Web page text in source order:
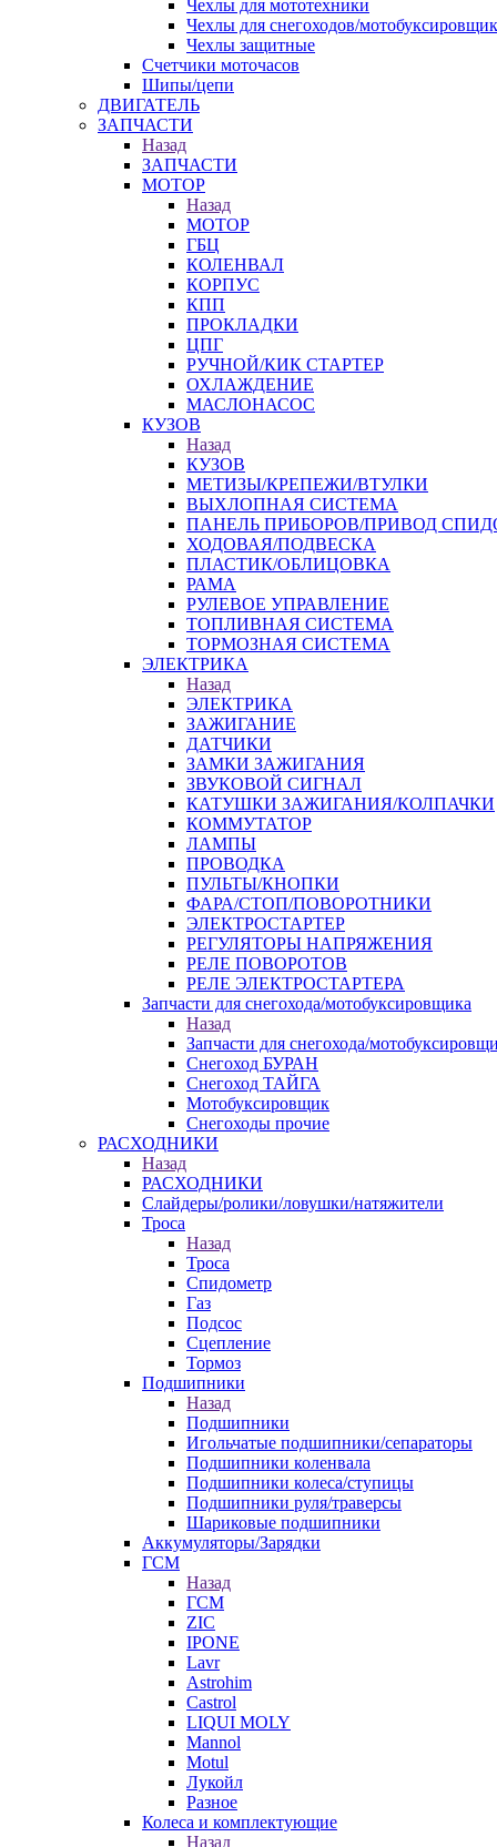
Чехлы для мототехники
Чехлы для снегоходов/
Чехлы защитные
Счетчики моточасов
Шипы/цепи
ДВИГАТЕЛЬ
ЗАПЧАСТИ
Назад
ЗАПЧАСТИ
МОТОР
Назад
МОТОР
ГБЦ
КОЛЕНВАЛ
КОРПУС
КПП
ПРОКЛАДКИ
ЦПГ
РУЧНОЙ/КИК СТАРТЕР
ОХЛАЖДЕНИЕ
МАСЛОНАСОС
КУЗОВ
Назад
КУЗОВ
МЕТИЗЫ/КРЕПЕЖИ/ВТУЛКИ
ВЫХЛОПНАЯ СИСТЕМА
ПАНЕЛЬ ПРИБОРОВ/ПРИВОД
ХОДОВАЯ/ПОДВЕСКА
ПЛАСТИК/ОБЛИЦОВКА
РАМА
РУЛЕВОЕ УПРАВЛЕНИЕ
ТОПЛИВНАЯ СИСТЕМА
ТОРМОЗНАЯ СИСТЕМА
ЭЛЕКТРИКА
Назад
ЭЛЕКТРИКА
ЗАЖИГАНИЕ
ДАТЧИКИ
ЗАМКИ ЗАЖИГАНИЯ
ЗВУКОВОЙ СИГНАЛ
КАТУШКИ ЗАЖИГАНИЯ/КОЛПАЧКИ
КОММУТАТОР
ЛАМПЫ
ПРОВОДКА
ПУЛЬТЫ/КНОПКИ
ФАРА/СТОП/ПОВОРОТНИКИ
ЭЛЕКТРОСТАРТЕР
РЕГУЛЯТОРЫ НАПРЯЖЕНИЯ
РЕЛЕ ПОВОРОТОВ
РЕЛЕ ЭЛЕКТРОСТАРТЕРА
Запчасти для снегохода/мотобуксировщика
Назад
Запчасти для снегохода/
Снегоход БУРАН
Снегоход ТАЙГА
Мотобуксировщик
Снегоходы прочие
РАСХОДНИКИ
Назад
РАСХОДНИКИ
Слайдеры/ролики/ловушки/натяжители
Троса
Назад
Троса
Спидометр
Газ
Подсос
Сцепление
Тормоз
Подшипники
Назад
Подшипники
Игольчатые подшипники/сепараторы
Подшипники коленвала
Подшипники колеса/ступицы
Подшипники руля/траверсы
Шариковые подшипники
Аккумуляторы/Зарядки
ГСМ
Назад
ГСМ
ZIC
IPONE
Lavr
Astrohim
Castrol
LIQUI MOLY
Mannol
Motul
Лукойл
Разное
Колеса и комплектующие
Назад